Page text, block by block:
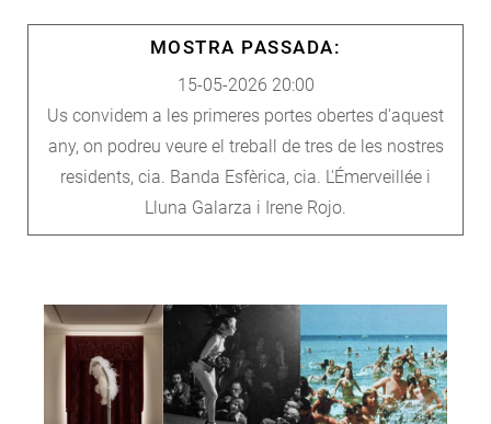
MOSTRA PASSADA:
15-05-2026 20:00
Us convidem a les primeres portes obertes d'aquest
any, on podreu veure el treball de tres de les nostres
residents, cia. Banda Esfèrica, cia. L'Émerveillée i
Lluna Galarza i Irene Rojo.